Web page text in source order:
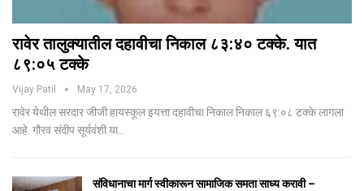
रावेर तालुक्यातील दहावीचा निकाल ८३:४० टक्के. यात
८९:०५ टक्के
Vijay Patil May 17, 2026
रावेर येथील सरदार जीजी हायस्कूल इयत्ता दहावीचा निकाल निकाल ६९:०८ टक्के लागला
आहे. गौरव संदीप सूर्यवंशी या…
संविधानाचा मार्ग स्वीकारून सामाजिक समता साध्य करावी –